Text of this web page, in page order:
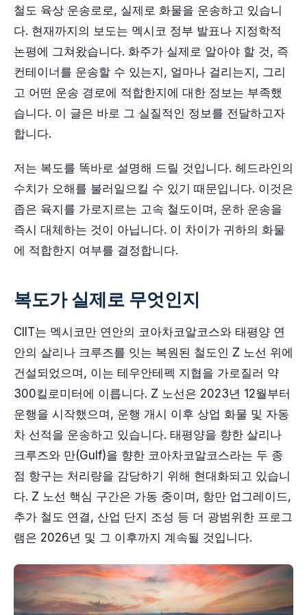
철도 육상 운송로로, 실제로 화물을 운송하고 있습니
다. 현재까지의 보도는 멕시코 정부 발표나 지정학적
논평에 그쳐왔습니다. 화주가 실제로 알아야 할 것, 즉
컨테이너를 운송할 수 있는지, 얼마나 걸리는지, 그리
고 어떤 운송 경로에 적합한지에 대한 정보는 부족했
습니다. 이 글은 바로 그 실질적인 정보를 전달하고자
합니다.
저는 복도를 똑바로 설명해 드릴 것입니다. 헤드라인의
수치가 오해를 불러일으킬 수 있기 때문입니다. 이것은
좁은 육지를 가로지르는 고속 철도이며, 운하 운송을
즉시 대체하는 것이 아닙니다. 이 차이가 귀하의 화물
에 적합한지 여부를 결정합니다.
복도가 실제로 무엇인지
CIIT는 멕시코만 연안의 코아차코알코스와 태평양 연
안의 살리나 크루즈를 잇는 복원된 철도인 Z 노선 위에
건설되었으며, 이는 테우안테펙 지협을 가로질러 약
300킬로미터에 이릅니다. Z 노선은 2023년 12월부터
운행을 시작했으며, 운행 개시 이후 상업 화물 및 자동
차 선적을 운송하고 있습니다. 태평양을 향한 살리나
크루즈와 만(Gulf)을 향한 코아차코알코스라는 두 종
점 항구는 처리량을 감당하기 위해 현대화되고 있습니
다. Z 노선 핵심 구간은 가동 중이며, 항만 업그레이드,
추가 철도 연결, 산업 단지 조성 등 더 광범위한 프로그
램은 2026년 및 그 이후까지 계속될 것입니다.